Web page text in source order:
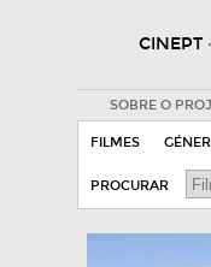
CINEPT
SOBRE O
FILMES
PROCURAR